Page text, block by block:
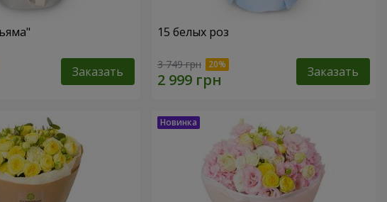
Заказать
15 белых роз
3 749 грн Заказать